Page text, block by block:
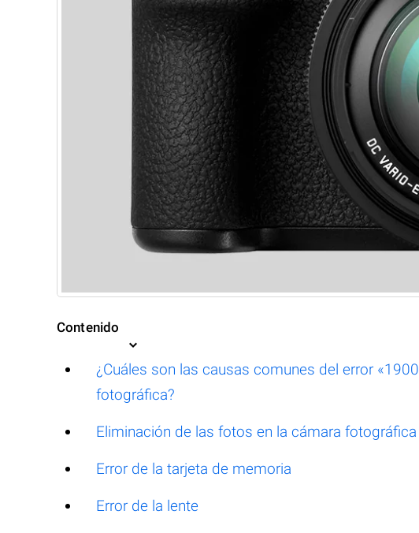
Contenido
¿Cuáles son las causas comunes del error
fotográfica?
Eliminación de las fotos en la cámara
Error de la tarjeta de memoria
Error de la lente